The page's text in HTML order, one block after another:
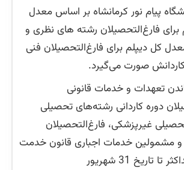
پیام نور کرمانشاه بر اساس معدل
برای فارغ‌التحصیلان رشته های نظری و
کل دیپلم برای فارغ‌التحصیلان فنی
صورت می‌گیرد.
تعهدات و خدمات قانونی
دوره کاردانی رشته‌های تحصیلی
غیرپزشکی، فارغ‌التحصیلان
و مشمولین خدمات اجباری قانون خدمت
تاریخ 31 شهریور